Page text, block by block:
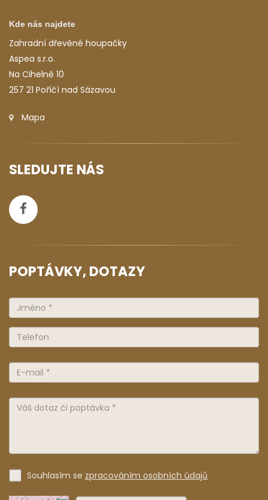
Kde nás najdete
Zahradní dřevěné houpačky
Aspea s.r.o.
Na Cihelně 10
257 21 Poříčí nad Sázavou
Mapa
SLEDUJTE NÁS
POPTÁVKY, DOTAZY
Souhlasím se zpracováním osobních údajů